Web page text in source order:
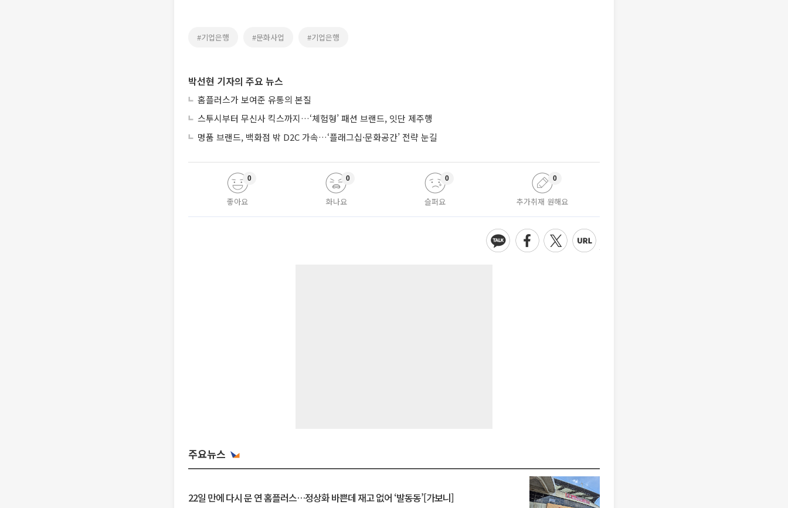
#기업은행 #문화사업 #기업은행
박선현 기자의 주요 뉴스
홈플러스가 보여준 유통의 본질
스투시부터 무신사 킥스까지…‘체험형’ 패션 브랜드, 잇단 제주행
명품 브랜드, 백화점 밖 D2C 가속…‘플래그십·문화공간’ 전략 눈길
좋아요
0
화나요
0
슬퍼요
0
추가취재 원해요
0
주요뉴스
22일 만에 다시 문 연 홈플러스…정상화 바쁜데 재고 없어 ‘발동동’[가보니]